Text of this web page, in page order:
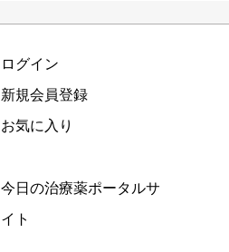
ログイン
新規会員登録
お気に入り
今日の治療薬ポータルサ
イト